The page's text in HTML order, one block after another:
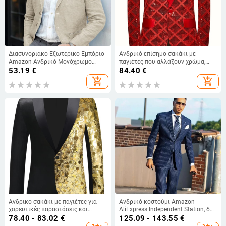
Διασυνοριακό Εξωτερικό Εμπόριο
Amazon Ανδρικό Μονόχρωμο
Βαμβακερό και Λινό Vintage
Casual Επαγγελματικό Κοστούμι
Νεανικό Κοστούμι Ευρωπαϊκού
53.19 €
add_shopping_cart
Ανδρικό επίσημο σακάκι με
παγιέτες που αλλάζουν χρώμα,
σχέδιο ψαριών-κλίμακας,
84.40 €
add_shopping_cart
Ανδρικό σακάκι με παγιέτες για
χορευτικές παραστάσεις και
επίσημα γεγονότα
78.40 - 83.02 €
Ανδρικό κοστούμι Amazon
AliExpress Independent Station, δύο
τεμαχίων, σε μπλε σκούρο χρώμα
με ρίγες και επίπεδη λαιμόκοψη,
125.09 - 143.55 €